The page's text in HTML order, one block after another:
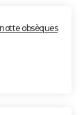
obsèques